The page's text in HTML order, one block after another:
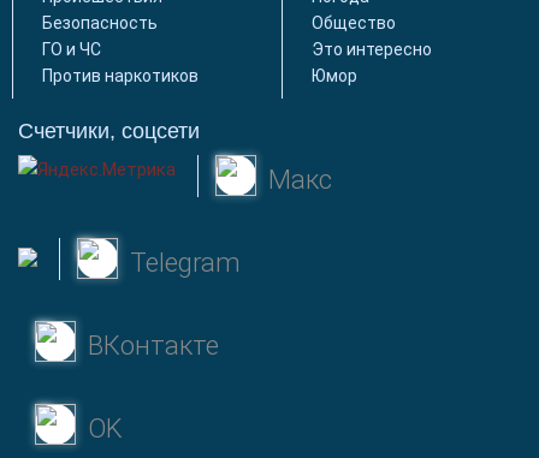
Безопасность
ГО и ЧС
Против наркотиков
Общество
Это интересно
Юмор
Счетчики, соцсети
Макс
Telegram
ВКонтакте
OK